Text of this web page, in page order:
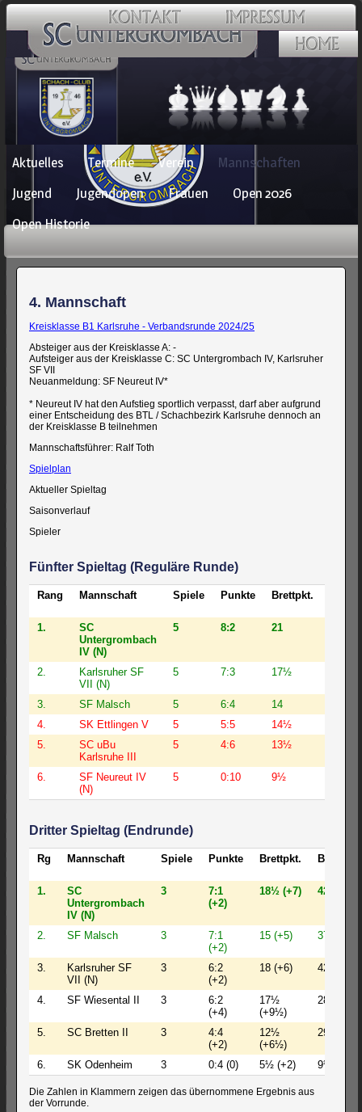
Navigation
überspringen
Aktuelles Termine Verein
Mannschaften
Jugend
Jugendopen Frauen
Open 2026
Open Historie
4. Mannschaft
Kreisklasse B1 Karlsruhe - Verbandsrunde 2024/25
Absteiger aus der Kreisklasse A: -
Aufsteiger aus der Kreisklasse C: SC Untergrombach IV, Karlsruher
SF VII
Neuanmeldung: SF Neureut IV*
* Neureut IV hat den Aufstieg sportlich verpasst, darf aber aufgrund
einer Entscheidung des BTL / Schachbezirk Karlsruhe dennoch an
der Kreisklasse B teilnehmen
Mannschaftsführer: Ralf Toth
Spielplan
Aktueller Spieltag
Saisonverlauf
Spieler
Fünfter Spieltag (Reguläre Runde)
Rang Mannschaft Spiele Punkte Brettpkt.
1.
SC
Untergrombach
IV (N)
5 8:2 21
2.
Karlsruher SF
VII (N)
5 7:3 17½
3. SF Malsch 5 6:4 14
4.
SK Ettlingen V 5 5:5 14½
5.
SC uBu
Karlsruhe III
5 4:6 13½
6.
SF Neureut IV
(N)
5 0:10 9½
Dritter Spieltag (Endrunde)
Rg Mannschaft Spiele Punkte Brettpkt. BW
1.
SC
Untergrombach
IV (N)
3
7:1
(+2)
18½ (+7) 42½
2. SF Malsch 3
7:1
(+2)
15 (+5) 37
3.
Karlsruher SF
VII (N)
3
6:2
(+2)
18 (+6) 42½
4. SF Wiesental II 3
6:2
(+4)
17½
(+9½)
28
5. SC Bretten II 3
4:4
(+2)
12½
(+6½)
29½
6. SK Odenheim 3 0:4 (0) 5½ (+2) 9½
Die Zahlen in Klammern zeigen das übernommene Ergebnis aus
der Vorrunde.